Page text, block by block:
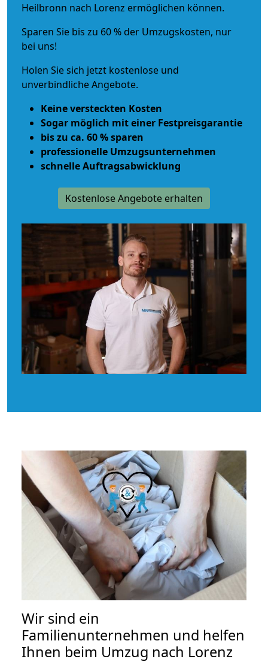
Heilbronn nach Lorenz ermöglichen können.
Sparen Sie bis zu 60 % der Umzugskosten, nur
bei uns!
Holen Sie sich jetzt kostenlose und
unverbindliche Angebote.
Keine versteckten Kosten
Sogar möglich mit einer Festpreisgarantie
bis zu ca. 60 % sparen
professionelle Umzugsunternehmen
schnelle Auftragsabwicklung
Kostenlose Angebote erhalten
Wir sind ein
Familienunternehmen und helfen
Ihnen beim Umzug nach Lorenz